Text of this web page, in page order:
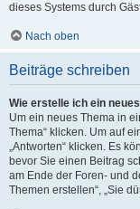
dieses Systems durch
Nach oben
Beiträge schreiben
Wie erstelle ich ein
Um ein neues Thema in
Thema“ klicken. Um auf
„Antworten“ klicken. Es
bevor Sie einen Beitrag
am Ende der Foren- und
Themen erstellen“, „Sie